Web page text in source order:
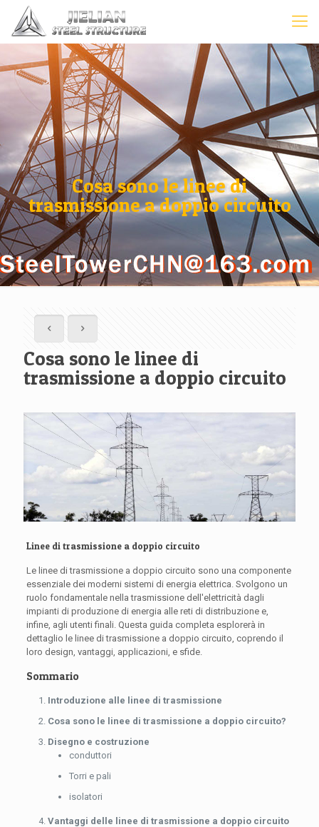
Cosa sono le linee di
trasmissione a doppio circuito
Cosa sono le linee di
trasmissione a doppio circuito
Linee di trasmissione a doppio circuito
Le linee di trasmissione a doppio circuito sono una componente
essenziale dei moderni sistemi di energia elettrica. Svolgono un
ruolo fondamentale nella trasmissione dell'elettricità dagli
impianti di produzione di energia alle reti di distribuzione e,
infine, agli utenti finali. Questa guida completa esplorerà in
dettaglio le linee di trasmissione a doppio circuito, coprendo il
loro design, vantaggi, applicazioni, e sfide.
Sommario
Introduzione alle linee di trasmissione
Cosa sono le linee di trasmissione a doppio circuito?
Disegno e costruzione
conduttori
Torri e pali
isolatori
Vantaggi delle linee di trasmissione a doppio circuito